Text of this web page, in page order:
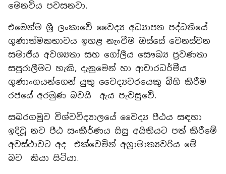
මෙනවිය පවසනවා.
එමෙන්ම ශ්‍රී ලංකාවේ වෛද්‍ය අධ්‍යාපන පද්ධතියේ
ගුණාත්මකභාවය ඉහළ නැංවීම ඔස්සේ වෙනස්වන
සමාජීය අවශ්‍යතා සහ ගෝලීය සෞඛ්‍ය ප්‍රවණතා
සපුරාලීමට හැකි, දැනුමෙන් හා ආචාරධර්මීය
ගුණාංගයන්ගෙන් යුතු වෛද්‍යවරයෙකු බිහි කිරීම
රජයේ අරමුණ බවයි ඇය පැවසුවේ.
සබරගමුව විශ්වවිද්‍යාලයේ වෛද්‍ය පීඨය සඳහා
ඉදිවූ නව පීඨ සංකීර්ණය සිසු අයිතියට පත් කිරීමේ
අවස්ථාවට අද එක්වෙමින් අග්‍රාමාත්‍යවරිය මේ
බව කියා සිටියා.